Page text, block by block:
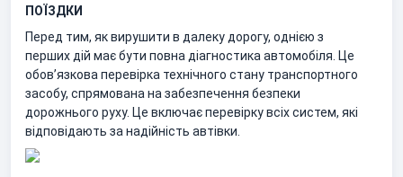
ПОЇЗДКИ
Перед тим, як вирушити в далеку дорогу, однією з
перших дій має бути повна діагностика автомобіля. Це
обов’язкова перевірка технічного стану транспортного
засобу, спрямована на забезпечення безпеки
дорожнього руху. Це включає перевірку всіх систем, які
відповідають за надійність автівки.